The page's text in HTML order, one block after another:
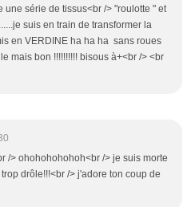
une série de tissus<br /> "roulotte " et
suis en train de transformer la
en VERDINE ha ha ha sans roues
mais bon !!!!!!!!!! bisous à+<br /> <br
/> ohohohohohoh<br /> je suis morte
drôle!!!<br /> j'adore ton coup de